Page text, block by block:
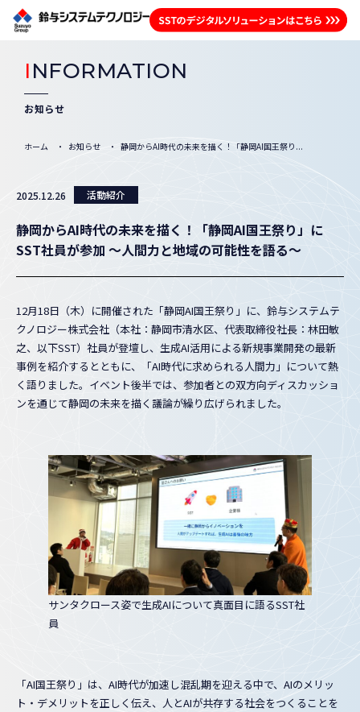
INFORMATION
お知らせ
ホーム お知らせ 静岡からAI時代の未来を描く！「静岡AI国王祭り...
2025.12.26 活動紹介
静岡からAI時代の未来を描く！「静岡AI国王祭り」に
SST社員が参加 ～人間力と地域の可能性を語る～
12月18日（木）に開催された「静岡AI国王祭り」に、鈴与システムテ
クノロジー株式会社（本社：静岡市清水区、代表取締役社長：林田敏
之、以下SST）社員が登壇し、生成AI活用による新規事業開発の最新
事例を紹介するとともに、「AI時代に求められる人間力」について熱
く語りました。イベント後半では、参加者との双方向ディスカッショ
ンを通じて静岡の未来を描く議論が繰り広げられました。
サンタクロース姿で生成AIについて真面目に語るSST社
員
「AI国王祭り」は、AI時代が加速し混乱期を迎える中で、AIのメリッ
ト・デメリットを正しく伝え、人とAIが共存する社会をつくることを